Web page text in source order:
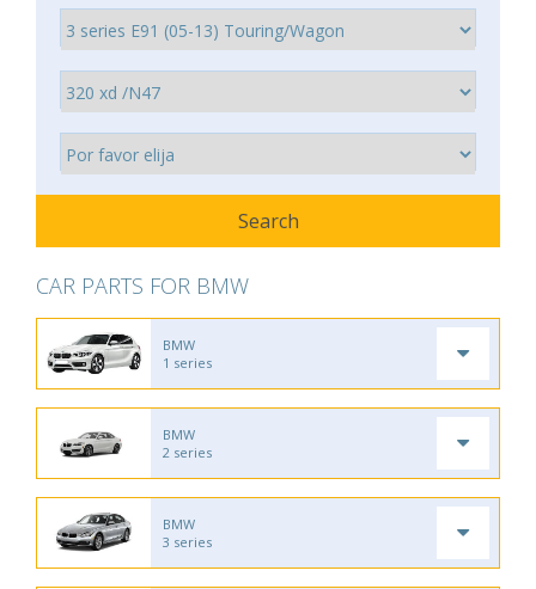
CAR PARTS FOR BMW
BMW
1 series
BMW
2 series
BMW
3 series